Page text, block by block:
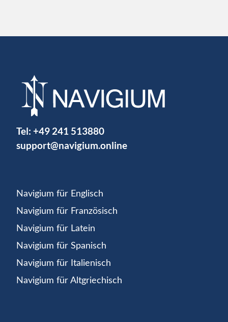
Tel: +49 241 513880
support@navigium.online
Navigium für Englisch
Navigium für Französisch
Navigium für Latein
Navigium für Spanisch
Navigium für Italienisch
Navigium für Altgriechisch